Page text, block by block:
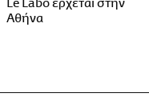
Le Labo έρχεται στην
Αθήνα